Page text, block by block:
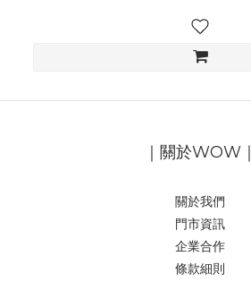
｜關於WOW｜
關於我們
門市資訊
企業合作
條款細則